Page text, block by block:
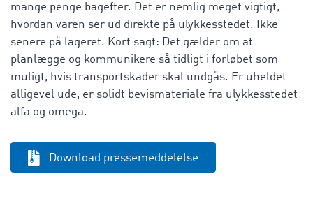
mange penge bagefter. Det er nemlig meget vigtigt,
hvordan varen ser ud direkte på ulykkesstedet. Ikke
senere på lageret. Kort sagt: Det gælder om at
planlægge og kommunikere så tidligt i forløbet som
muligt, hvis transportskader skal undgås. Er uheldet
alligevel ude, er solidt bevismateriale fra ulykkesstedet
alfa og omega.
Download pressemeddelelse